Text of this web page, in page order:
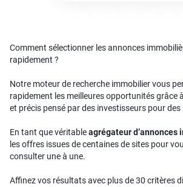
Comment sélectionner les annonces
rapidement ?
Notre moteur de recherche immobilier vous
rapidement les meilleures opportunités grâce
et précis pensé par des investisseurs pour
En tant que véritableagrégateur d’annonces
les offres issues de centaines de sites pour
consulter une à une.
Affinez vos résultats avec plus de 30 critères